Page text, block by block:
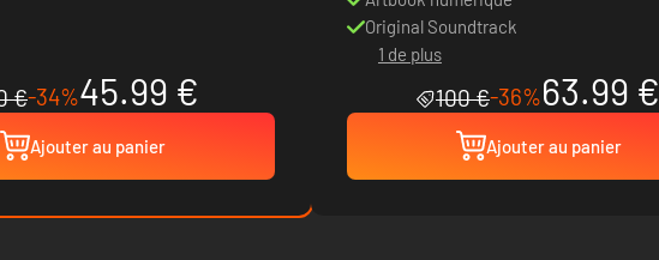
€-34%45.99 €
Ajouter au panier
Original Soundtrack
1 de plus
100 €-36%63.99 €
Ajouter au panier